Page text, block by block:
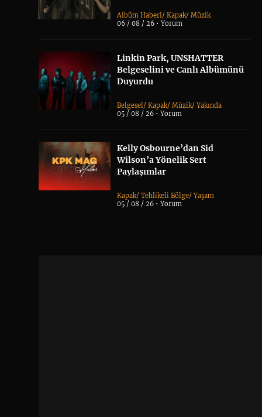
Albüm Haberi/Kapak/Müzik
06 / 08 / 26 •Yorum
Linkin Park, UNSHATTER
Belgeselini ve Canlı Albümünü
Duyurdu
Belgesel/Kapak/Müzik/Yakında
05 / 08 / 26 •Yorum
Kelly Osbourne’dan Sid
Wilson’a Yönelik Sert
Paylaşımlar
Kapak/Tehlikeli Bölge/Yaşam
05 / 08 / 26 •Yorum